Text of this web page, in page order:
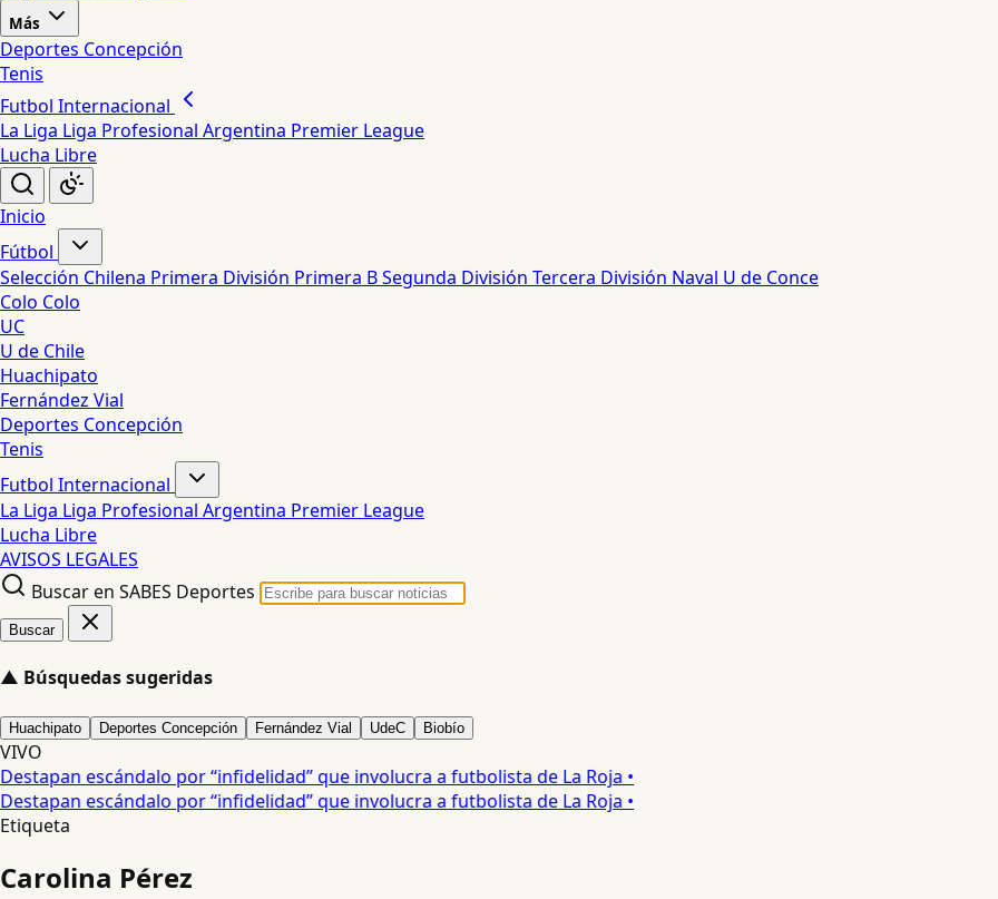
Más
Deportes Concepción
Tenis
Futbol Internacional
La Liga Liga Profesional Argentina Premier League
Lucha Libre
Inicio
Fútbol
Selección Chilena Primera División Primera BSegunda División Tercera División Naval U de Conce
Colo Colo
UC
U de Chile
Huachipato
Fernández Vial
Deportes Concepción
Tenis
Futbol Internacional
La Liga Liga Profesional Argentina Premier League
Lucha Libre
AVISOS LEGALES
Buscar en SABES Deportes
Buscar
▲ Búsquedas sugeridas
Huachipato Deportes Concepción Fernández Vial UdeC Biobío
VIVO
escándalo por “infidelidad” que involucra a futbolista de La Roja •
escándalo por “infidelidad” que involucra a futbolista de La Roja •
Etiqueta
Carolina Pérez